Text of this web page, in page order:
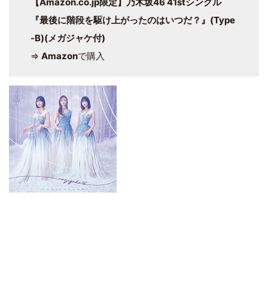
『最後に階段を駆け上がったのはいつだ？』(Type
-B)(メガジャケ付)
⇒ Amazonで購入